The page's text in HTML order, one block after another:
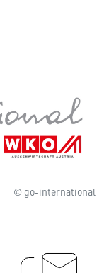
© go-international